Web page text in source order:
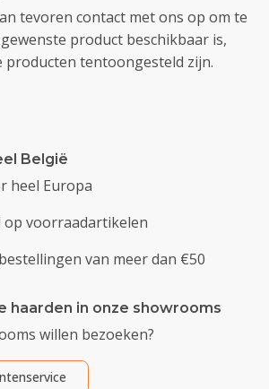
tevoren contact met ons op om te
product beschikbaar is,
producten tentoongesteld zijn.
België
heel Europa
op voorraadartikelen
van meer dan €50
haarden in onze showrooms
willen bezoeken?